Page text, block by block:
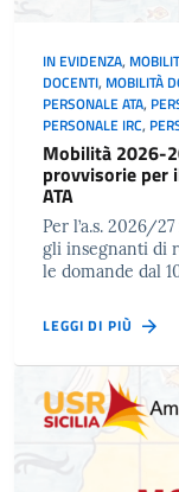
IN EVIDENZA,
DOCENTI, MOBILITÀ
PERSONALE ATA,
PERSONALE IRC,
Mobilità 2026-
provvisorie per
ATA
Per l’a.s. 2026/
gli insegnanti di
le domande dal
LEGGI DI PIÙ